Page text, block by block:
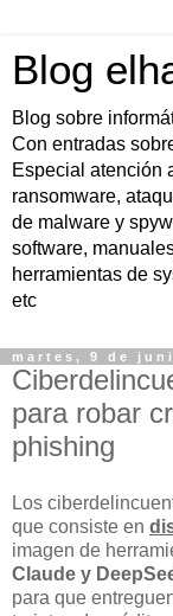
Blog
Blog sobre
Con entradas
Especial atención
ransomware,
de malware y
software,
herramientas de
etc
martes, 9 de
para robar
phishing
Los
que consiste en
imagen de
Claude y
para que